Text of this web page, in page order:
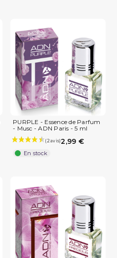
PURPLE - Essence de Parfum
- Musc - ADN Paris - 5 ml
2,99 €
En stock